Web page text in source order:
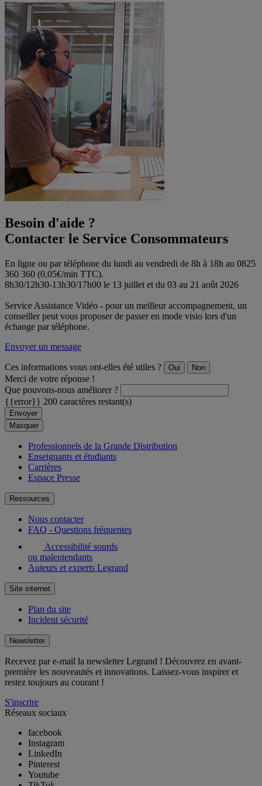
Besoin d'aide ?
Contacter le Service Consommateurs
En ligne ou par téléphone du lundi au vendredi de 8h à 18h au 0825
360 360 (0,05€/min TTC).
8h30/12h30-13h30/17h00 le 13 juillet et du 03 au 21 août 2026
Service Assistance Vidéo - pour un meilleur accompagnement, un
conseiller peut vous proposer de passer en mode visio lors d'un
échange par téléphone.
Envoyer un message
Ces informations vous ont-elles été utiles ? Oui Non
Merci de votre réponse !
Que pouvons-nous améliorer ?
{{error}} 200 caractères restant(s)
Envoyer
Masquer
Professionnels de la Grande Distribution
Enseignants et étudiants
Carrières
Espace Presse
Ressources
Nous contacter
FAQ - Questions fréquentes
Accessibilité sourds
ou malentendants
Auteurs et experts Legrand
Site internet
Plan du site
Incident sécurité
Newsletter
Recevez par e-mail la newsletter Legrand ! Découvrez en avant-
première les nouveautés et innovations. Laissez-vous inspirer et
restez toujours au courant !
S'inscrire
Réseaux sociaux
facebook
Instagram
LinkedIn
Pinterest
Youtube